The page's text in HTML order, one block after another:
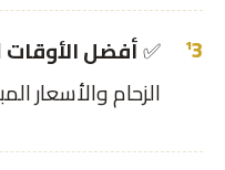
✅أفضل الأوقات
الزحام والأسعار